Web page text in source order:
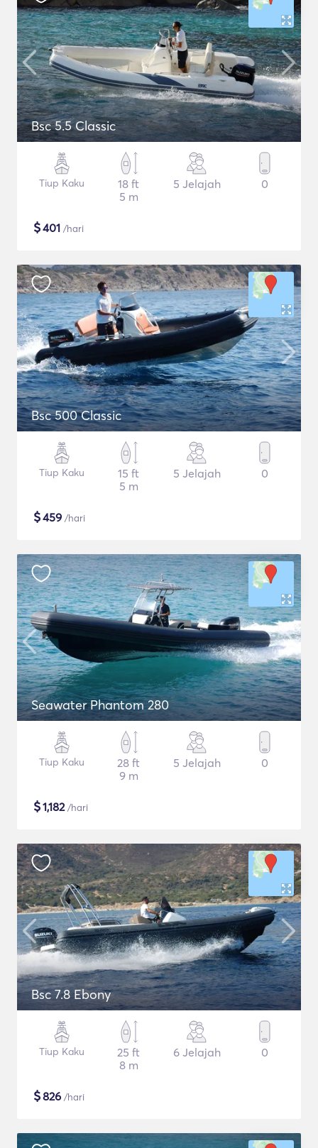
Bsc 5.5 Classic
Tiup Kaku
18 ft
5 m
5 Jelajah 0
$401 /hari
Bsc 500 Classic
Tiup Kaku
15 ft
5 m
5 Jelajah 0
$459 /hari
Seawater Phantom 280
Tiup Kaku
28 ft
9 m
5 Jelajah 0
$1,182/hari
Bsc 7.8 Ebony
Tiup Kaku
25 ft
8 m
6 Jelajah 0
$826 /hari